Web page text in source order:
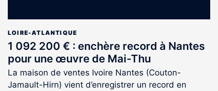
LOIRE-ATLANTIQUE
1 092 200 € : enchère record à Nantes
pour une œuvre de Mai-Thu
La maison de ventes Ivoire Nantes (Couton-
Jamault-Hirn) vient d’enregistrer un record en